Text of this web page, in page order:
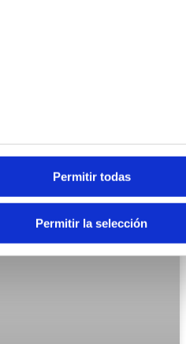
Permitir todas
Permitir la selección